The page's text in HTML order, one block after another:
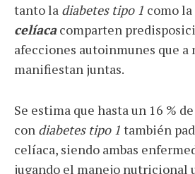
tanto la diabetes tipo 1 como la
celíacacomparten
afecciones autoinmunes que a
manifiestan juntas.
Se estima que hasta un 16 %
con diabetes tipo 1 también
celíaca, siendo ambas
jugando el manejo nutricional